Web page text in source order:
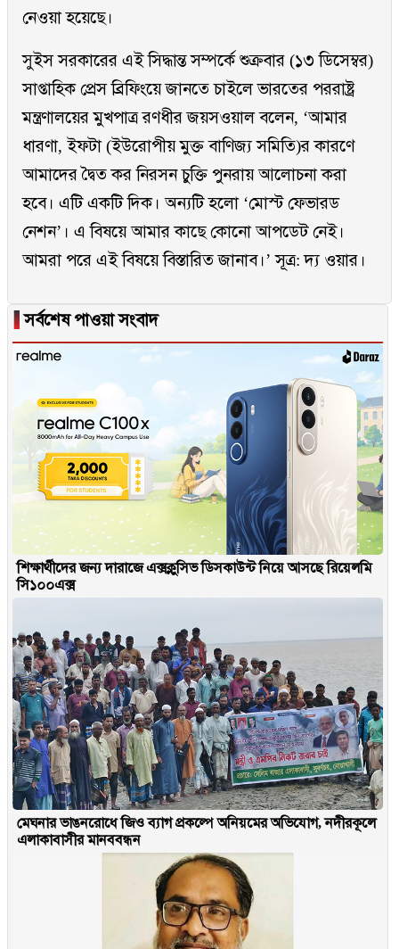
নেওয়া হয়েছে।
সুইস সরকারের এই সিদ্ধান্ত সম্পর্কে শুক্রবার (১৩ ডিসেম্বর)
সাপ্তাহিক প্রেস ব্রিফিংয়ে জানতে চাইলে ভারতের পররাষ্ট্র
মন্ত্রণালয়ের মুখপাত্র রণধীর জয়সওয়াল বলেন, ‘আমার
ধারণা, ইফটা (ইউরোপীয় মুক্ত বাণিজ্য সমিতি)র কারণে
আমাদের দ্বৈত কর নিরসন চুক্তি পুনরায় আলোচনা করা
হবে। এটি একটি দিক। অন্যটি হলো ‘মোস্ট ফেভারড
নেশন’। এ বিষয়ে আমার কাছে কোনো আপডেট নেই।
আমরা পরে এই বিষয়ে বিস্তারিত জানাব।’ সূত্র: দ্য ওয়ার।
▐সর্বশেষ পাওয়া সংবাদ
শিক্ষার্থীদের জন্য দারাজে এক্সক্লুসিভ ডিসকাউন্ট নিয়ে আসছে রিয়েলমি
সি১০০এক্স
মেঘনার ভাঙনরোধে জিও ব্যাগ প্রকল্পে অনিয়মের অভিযোগ, নদীরকূলে
এলাকাবাসীর মানববন্ধন